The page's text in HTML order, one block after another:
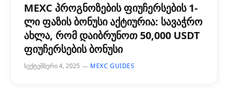
MEXC პროგნოზების ფიუჩერსების 1-
ლი ფაზის ბონუსი აქტიურია: სავაჭრო
ახლა, რომ დაიბრუნოთ 50,000 USDT
ფიუჩერსების ბონუსი
სექტემბერი 4, 2025 MEXC GUIDES